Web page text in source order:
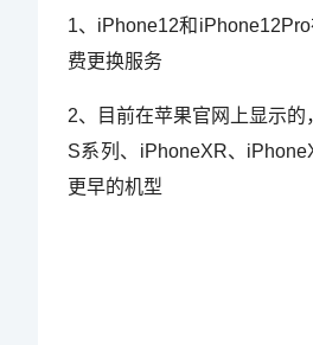
1、iPhone12和
费更换服务
2、目前在苹果官网上显示
S系列、iPhoneXR、
更早的机型